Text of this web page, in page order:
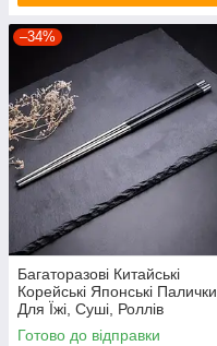
–34%
Багаторазові Китайські
Корейські Японські Палички
Для Їжі, Суші, Роллів
нержавіюча сталь 304, Чорні
Готово до відправки